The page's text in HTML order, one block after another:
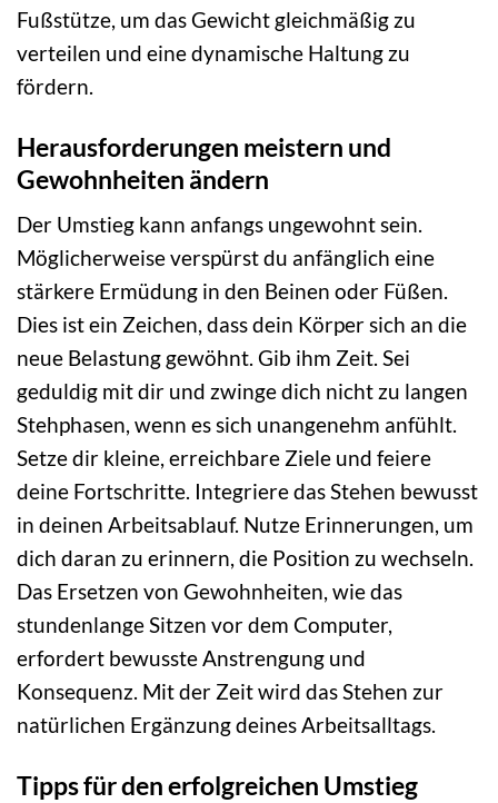
Fußstütze, um das Gewicht gleichmäßig zu
verteilen und eine dynamische Haltung zu
fördern.
Herausforderungen meistern und
Gewohnheiten ändern
Der Umstieg kann anfangs ungewohnt sein.
Möglicherweise verspürst du anfänglich eine
stärkere Ermüdung in den Beinen oder Füßen.
Dies ist ein Zeichen, dass dein Körper sich an die
neue Belastung gewöhnt. Gib ihm Zeit. Sei
geduldig mit dir und zwinge dich nicht zu langen
Stehphasen, wenn es sich unangenehm anfühlt.
Setze dir kleine, erreichbare Ziele und feiere
deine Fortschritte. Integriere das Stehen bewusst
in deinen Arbeitsablauf. Nutze Erinnerungen, um
dich daran zu erinnern, die Position zu wechseln.
Das Ersetzen von Gewohnheiten, wie das
stundenlange Sitzen vor dem Computer,
erfordert bewusste Anstrengung und
Konsequenz. Mit der Zeit wird das Stehen zur
natürlichen Ergänzung deines Arbeitsalltags.
Tipps für den erfolgreichen Umstieg